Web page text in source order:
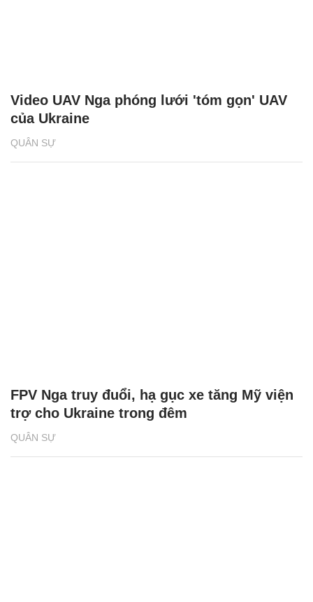
QUÂN SỰ
Video UAV Nga phóng lưới 'tóm gọn' UAV
của Ukraine
QUÂN SỰ
FPV Nga truy đuổi, hạ gục xe tăng Mỹ viện
trợ cho Ukraine trong đêm